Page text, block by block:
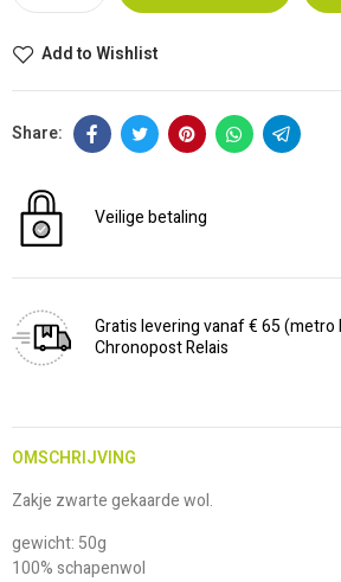
Add to Wishlist
Veilige betaling
Gratis levering vanaf € 65 (metro
Chronopost Relais
OMSCHRIJVING
Zakje zwarte gekaarde wol.
gewicht: 50g
100% schapenwol